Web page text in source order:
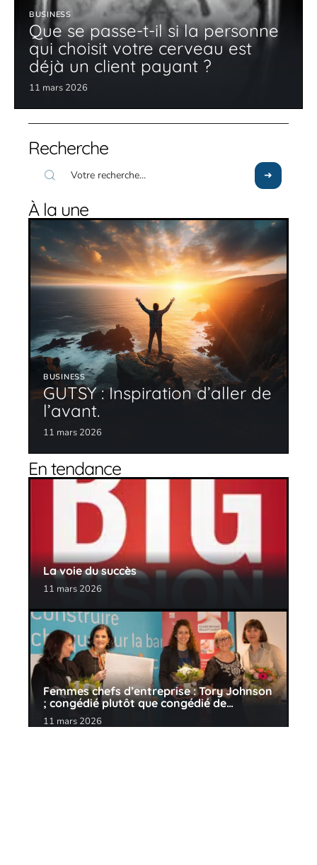
BUSINESS
Que se passe-t-il si la personne
qui choisit votre cerveau est
déjà un client payant ?
11 mars 2026
Recherche
À la une
BUSINESS
GUTSY : Inspiration d’aller de
l’avant.
11 mars 2026
En tendance
La voie du succès
11 mars 2026
Femmes chefs d’entreprise : Tory Johnson
; congédié plutôt que congédié de…
11 mars 2026